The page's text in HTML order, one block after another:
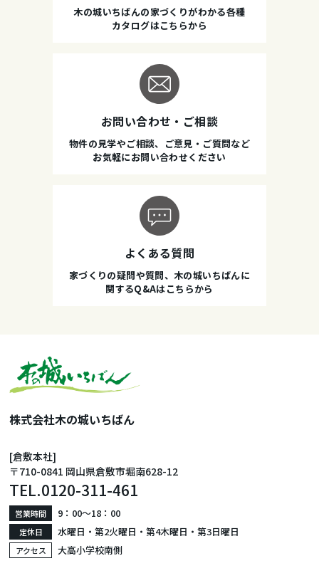
木の城いちばんの家づくりがわかる各種
カタログはこちらから
お問い合わせ・ご相談
物件の見学やご相談、ご意見・ご質問など
お気軽にお問い合わせください
よくある質問
家づくりの疑問や質問、木の城いちばんに
関するQ&Aはこちらから
株式会社木の城いちばん
[倉敷本社]
〒710-0841 岡山県倉敷市堀南628-12
TEL.0120-311-461
営業時間 9：00〜18：00
定休日 水曜日・第2火曜日・第4木曜日・第3日曜日
アクセス 大高小学校南側